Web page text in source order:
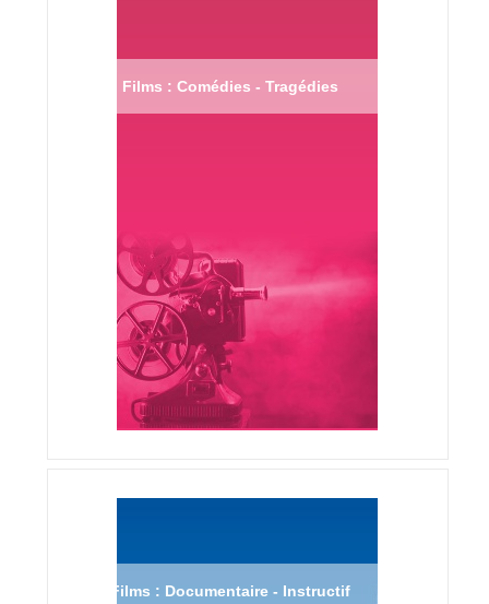
Films : Comédies - Tragédies
Films : Documentaire - Instructif